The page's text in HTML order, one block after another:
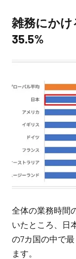
雑務にかけ
35.5%
全体の業務時間
いたところ、日
の7カ国の中で
ます。